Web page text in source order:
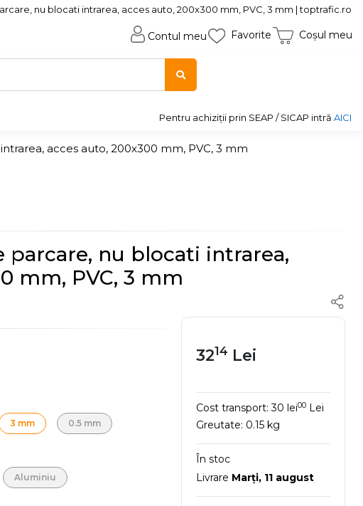
nu blocati intrarea, acces auto, 200x300 mm, PVC, 3 mm | toptrafic.ro
Contul meu Favorite Coșul meu
Pentru achiziții prin SEAP / SICAP intră AICI
acces auto, 200x300 mm, PVC, 3 mm
parcare, nu blocati intrarea,
mm, PVC, 3 mm
3 mm 0.5 mm
Aluminiu
3214 Lei
Cost transport:30 lei00 Lei
Greutate: 0.15 kg
În stoc
Livrare Marţi, 11 august